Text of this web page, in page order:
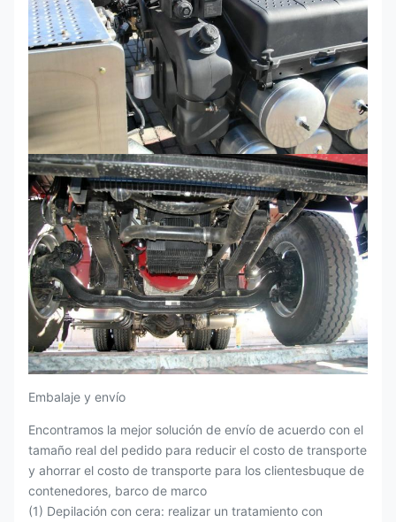
Embalaje y envío
Encontramos la mejor solución de envío de acuerdo con el
tamaño real del pedido para reducir el costo de transporte
y ahorrar el costo de transporte para los clientesbuque de
contenedores, barco de marco
(1) Depilación con cera: realizar un tratamiento con